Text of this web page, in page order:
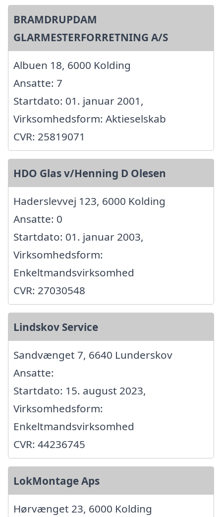
BRAMDRUPDAM
GLARMESTERFORRETNING A/S
Albuen 18, 6000 Kolding
Ansatte: 7
Startdato: 01. januar 2001,
Virksomhedsform: Aktieselskab
CVR: 25819071
HDO Glas v/Henning D Olesen
Haderslevvej 123, 6000 Kolding
Ansatte: 0
Startdato: 01. januar 2003,
Virksomhedsform:
Enkeltmandsvirksomhed
CVR: 27030548
Lindskov Service
Sandvænget 7, 6640 Lunderskov
Ansatte:
Startdato: 15. august 2023,
Virksomhedsform:
Enkeltmandsvirksomhed
CVR: 44236745
LokMontage Aps
Hørvænget 23, 6000 Kolding